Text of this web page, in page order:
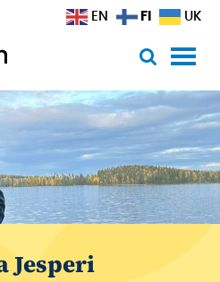
Jesperi
EN FI UK